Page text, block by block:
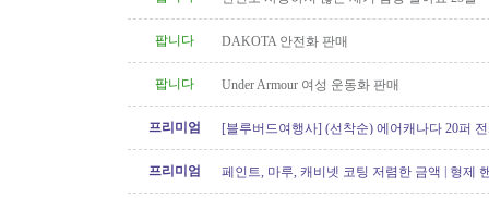
팝니다 DAKOTA 안전화 판매
팝니다 Under Armour 여성 운동화 판매
프리미엄 [블루버드여행사] (선착순) 에어캐나다 20퍼
프리미엄 페인트, 마루, 캐비넷 코팅 저렴한 금액 | 형제